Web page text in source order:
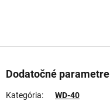
Dodatočné parametre
Kategória:
WD-40